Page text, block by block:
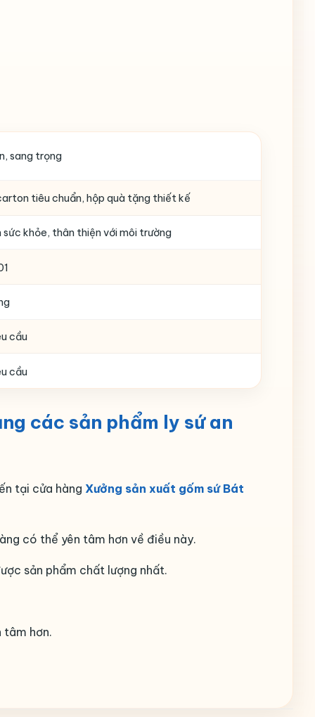
sang trọng
tiêu chuẩn, hộp quà tặng thiết kế
sức khỏe, thân thiện với môi trường
cầu
cầu
các sản phẩm ly sứ an
tại cửa hàng Xưởng sản xuất gốm sứ Bát
có thể yên tâm hơn về điều này.
sản phẩm chất lượng nhất.
tâm hơn.